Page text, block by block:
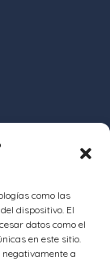
como las
dispositivo. El
datos como el
en este sitio.
a